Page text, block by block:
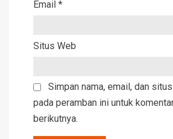
Email *
Situs Web
Simpan nama, email, dan
pada peramban ini untuk
berikutnya.